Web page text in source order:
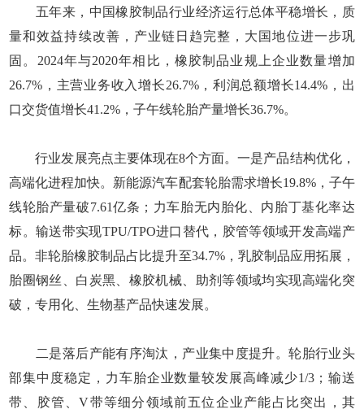
五年来，中国橡胶制品行业经济运行总体平稳增长，质
量和效益持续改善，产业链日趋完整，大国地位进一步巩
固。2024年与2020年相比，橡胶制品业规上企业数量增加
26.7%，主营业务收入增长26.7%，利润总额增长14.4%，出
口交货值增长41.2%，子午线轮胎产量增长36.7%。
行业发展亮点主要体现在8个方面。一是产品结构优化，
高端化进程加快。新能源汽车配套轮胎需求增长19.8%，子午
线轮胎产量破7.61亿条；力车胎无内胎化、内胎丁基化率达
标。输送带实现TPU/TPO进口替代，胶管等领域开发高端产
品。非轮胎橡胶制品占比提升至34.7%，乳胶制品应用拓展，
胎圈钢丝、白炭黑、橡胶机械、助剂等领域均实现高端化突
破，专用化、生物基产品快速发展。
二是落后产能有序淘汰，产业集中度提升。轮胎行业头
部集中度稳定，力车胎企业数量较发展高峰减少1/3；输送
带、胶管、V带等细分领域前五位企业产能占比突出，其